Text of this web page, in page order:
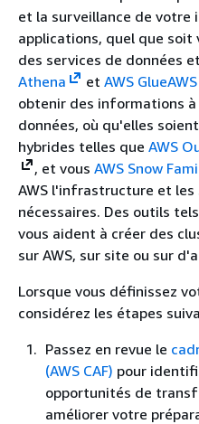
et la surveillance de
applications, quel que soit
des services de données
Athena
et AWS Glue
obtenir des informations
données, où qu'elles
hybrides telles que AWS
, et vous AWS Snow
AWS l'infrastructure et les
nécessaires. Des outils
vous aident à créer des
sur AWS, sur site ou sur
Lorsque vous définissez
considérez les étapes
Passez en revue le
(AWS CAF) pour
opportunités de
améliorer votre